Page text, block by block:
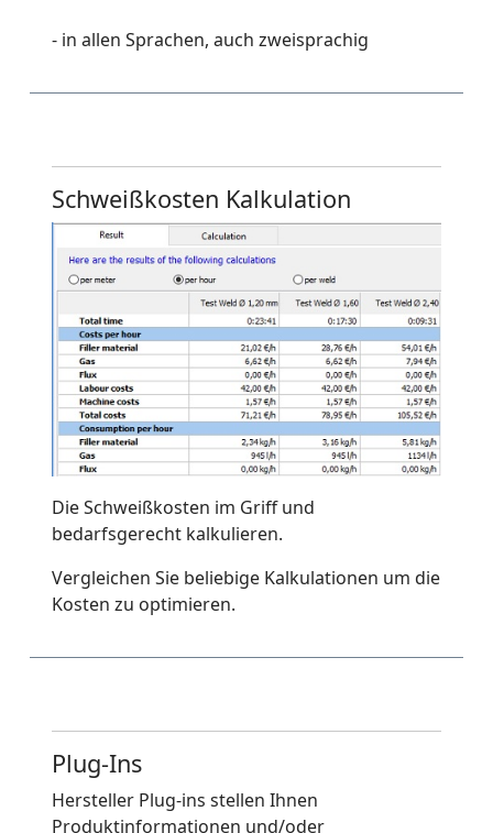
- in allen Sprachen, auch zweisprachig
Schweißkosten Kalkulation
Die Schweißkosten im Griff und
bedarfsgerecht kalkulieren.
Vergleichen Sie beliebige Kalkulationen um die
Kosten zu optimieren.
Plug-Ins
Hersteller Plug-ins stellen Ihnen
Produktinformationen und/oder